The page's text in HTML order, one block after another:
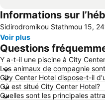
Informations sur
Sidirodromikou Stathmou 15,
Voir plus
Questions
Y a-t-il une piscine à City
Les animaux de compagnie
City Center Hotel dispose-t-il
Où est situé City Center Hotel?
Quelles sont les principales